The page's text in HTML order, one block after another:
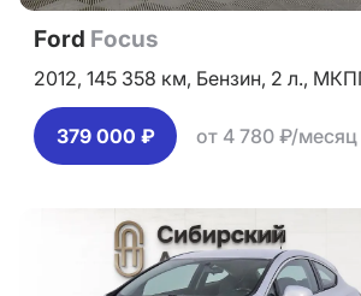
Ford Focus
2012, 145 358 км, Бензин, 2 л.,
379 000 ₽ от 4 780 ₽/месяц